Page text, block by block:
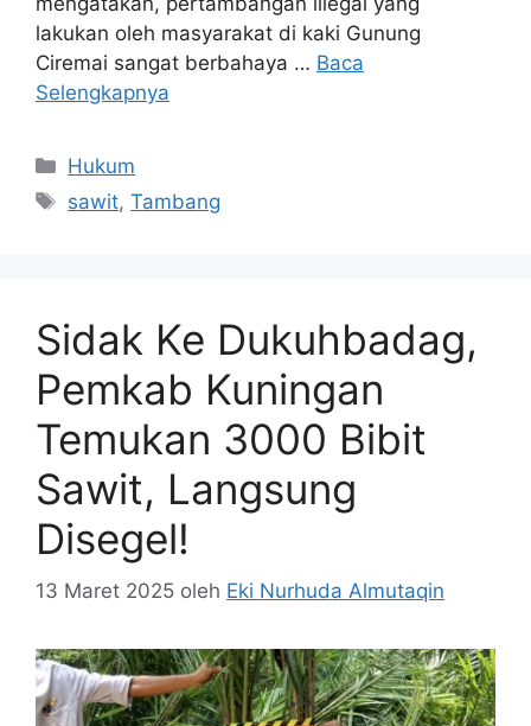
lakukan oleh masyarakat di kaki Gunung
Ciremai sangat berbahaya … Baca
Selengkapnya
Kategori
Hukum
Tag
sawit,Tambang
Sidak Ke Dukuhbadag,
Pemkab Kuningan
Temukan 3000 Bibit
Sawit, Langsung
Disegel!
13 Maret 2025 oleh Eki Nurhuda Almutaqin